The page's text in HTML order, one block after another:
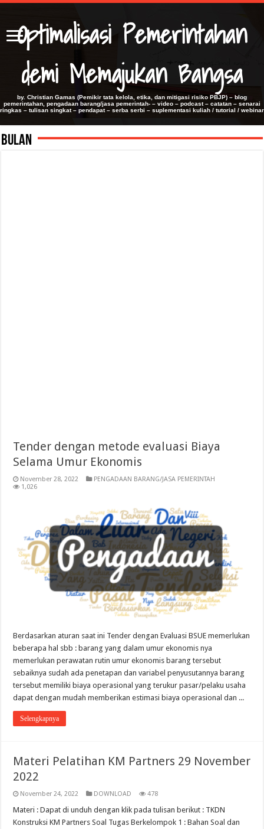
Optimalisasi Pemerintahan
demi Memajukan Bangsa
by. Christian Gamas (Pemikir tata kelola, etika, dan mitigasi risiko PBJP) – blog
pemerintahan, pengadaan barang/jasa pemerintah- – video – podcast – catatan – senarai
ringkas – tulisan singkat – pendapat – serba serbi – suplementasi kuliah / tutorial / webinar
Bulan
Tender dengan metode evaluasi Biaya
Selama Umur Ekonomis
November 28, 2022
PENGADAAN BARANG/JASA PEMERINTAH
1,026
Berdasarkan aturan saat ini Tender dengan Evaluasi BSUE memerlukan
beberapa hal sbb : barang yang dalam umur ekonomis nya
memerlukan perawatan rutin umur ekonomis barang tersebut
sebaiknya sudah ada penetapan dan variabel penyusutannya barang
tersebut memiliki biaya operasional yang terukur pasar/pelaku usaha
dapat dengan mudah memberikan estimasi biaya operasional dan ...
Selengkapnya
Materi Pelatihan KM Partners 29 November
2022
November 24, 2022 DOWNLOAD 478
Materi : Dapat di unduh dengan klik pada tulisan berikut : TKDN
Konstruksi KM Partners Soal Tugas Berkelompok 1 : Bahan Soal dan